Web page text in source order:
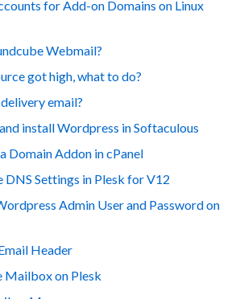
for Add-on Domains on Linux
Webmail?
got high, what to do?
email?
install Wordpress in Softaculous
Domain Addon in cPanel
DNS Settings in Plesk for V12
Admin User and Password on
Header
Mailbox on Plesk